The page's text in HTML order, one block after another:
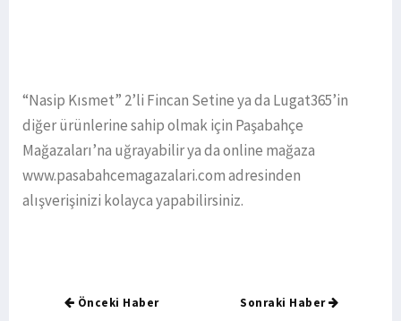
“Nasip Kısmet” 2’li Fincan Setine ya da Lugat365’in
diğer ürünlerine sahip olmak için Paşabahçe
Mağazaları’na uğrayabilir ya da online mağaza
www.pasabahcemagazalari.com adresinden
alışverişinizi kolayca yapabilirsiniz.
Önceki Haber Sonraki Haber